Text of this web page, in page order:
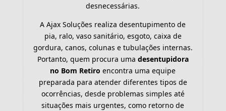
desnecessárias.
A Ajax Soluções realiza desentupimento de
pia, ralo, vaso sanitário, esgoto, caixa de
gordura, canos, colunas e tubulações internas.
Portanto, quem procura uma desentupidora
no Bom Retiro encontra uma equipe
preparada para atender diferentes tipos de
ocorrências, desde problemas simples até
situações mais urgentes, como retorno de